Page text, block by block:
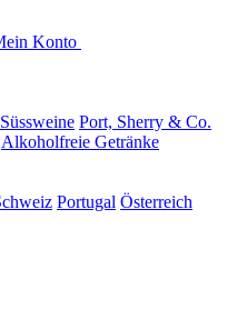
Konto
Süssweine Port, Sherry & Co.
Alkoholfreie Getränke
Portugal Österreich